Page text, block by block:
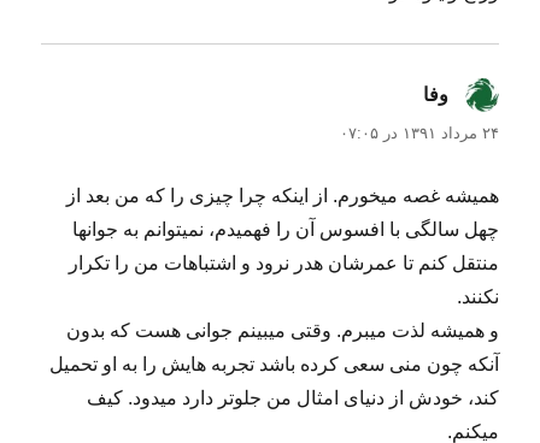
وفا
۲۴ مرداد ۱۳۹۱ در ۰۷:۰۵
همیشه غصه میخورم. از اینکه چرا چیزی را که من بعد از
چهل سالگی با افسوس آن را فهمیدم، نمیتوانم به جوانها
منتقل کنم تا عمرشان هدر نرود و اشتباهات من را تکرار
نکنند.
و همیشه لذت میبرم. وقتی میبینم جوانی هست که بدون
آنکه چون منی سعی کرده باشد تجربه هایش را به او تحمیل
کند، خودش از دنیای امثال من جلوتر دارد میدود. کیف
میکنم.